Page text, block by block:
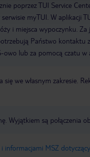
poprzez TUI Service
myTUI. W aplikacji
i miejsca wypoczynku.
Państwo kontaktu
lub za pomocą czatu w
we własnym zakresie.
Wyjątkiem są połączenia
informacjami MSZ